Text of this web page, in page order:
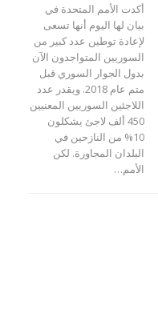
أكدت الأمم المتحدة في
بيان لها اليوم أنها تسعى
لإعادة توطين عدد كبير من
السوريين المتواجدون الآن
بدول الجوار السوري قبل
متم عام 2018. ويقدر عدد
اللاجئين السوريين المعنيين
450 ألف لاجئ يشكلون
10% من النازحين في
البلدان المجاورة. لكن
الأمم…